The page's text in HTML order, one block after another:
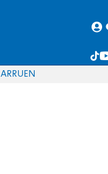
EN
RU
AR